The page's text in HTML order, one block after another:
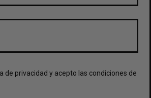
de privacidad y acepto las condiciones de